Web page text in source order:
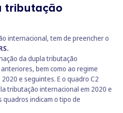
tributação
internacional, tem de preencher o
da dupla tributação
bem como ao regime
e seguintes. E o quadro C2
tributação internacional em 2020 e
quadros indicam o tipo de